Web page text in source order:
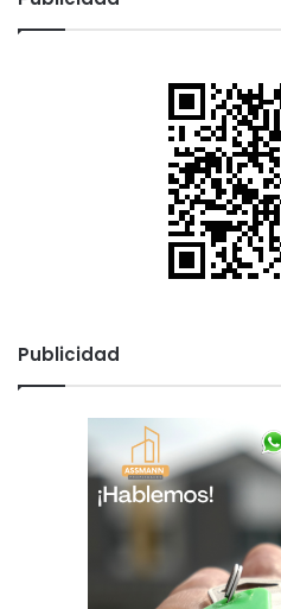
Publicidad